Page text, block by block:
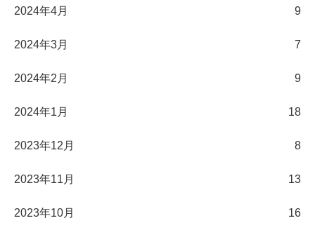
2024年4月 9
2024年3月 7
2024年2月 9
2024年1月 18
2023年12月 8
2023年11月 13
2023年10月 16